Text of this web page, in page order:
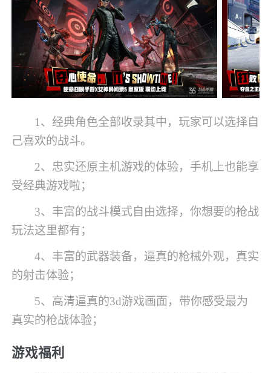
1、经典角色全部收录其中，玩家可以选择自
己喜欢的战斗。
2、忠实还原主机游戏的体验，手机上也能享
受经典游戏啦；
3、丰富的战斗模式自由选择，你想要的枪战
玩法这里都有；
4、丰富的武器装备，逼真的枪械外观，真实
的射击体验；
5、高清逼真的3d游戏画面，带你感受最为
真实的枪战体验；
游戏福利